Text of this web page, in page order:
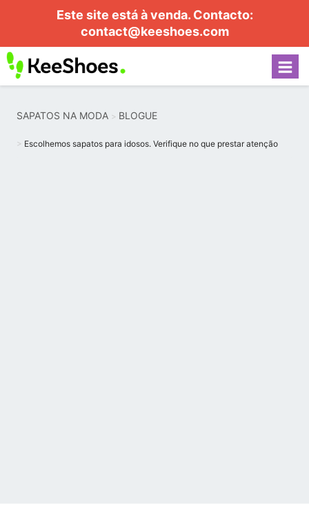
Este site está à venda. Contacto:
contact@keeshoes.com
SAPATOS NA MODA BLOGUE
Escolhemos sapatos para idosos. Verifique no que prestar atenção